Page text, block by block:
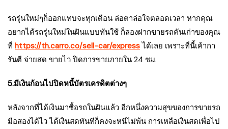
รถรุ่นใหม่ๆก็ออกแทบจะทุกเดือน ล่อตาล่อใจตลอดเวลา หากคุณ
อยากได้รถรุ่นใหม่ในฝันแบบทันใช้ ก็ลองฝากขายรถคันเก่าของคุณ
ที่ https://th.carro.co/sell-car/expressได้เลย เพราะที่นี้เค้ากา
รันตี จ่ายสด ขายไว ปิดการขายภายใน 24 ชม.
5.มีเงินก้อนไปปิดหนี้บัตรเครดิตต่างๆ
หลังจากที่ได้เงินมาซื้อรถในฝันแล้ว อีกหนึ่งความสุขของการขายรถ
มือสองได้ไว ได้เงินสดทันทีก็คงจะหนีไม่พ้น การเหลือเงินสดเพื่อไป